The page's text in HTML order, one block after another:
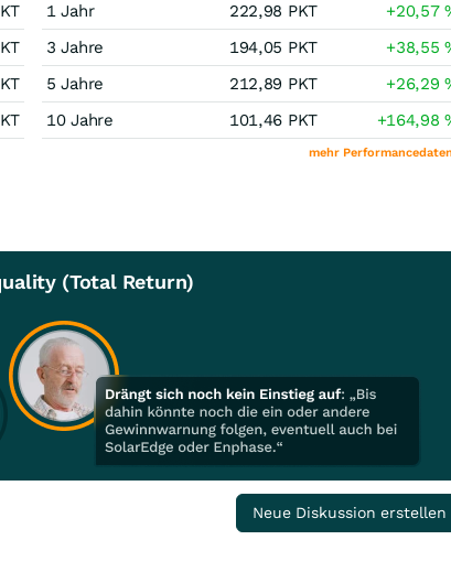
1 Jahr
222,98 PKT +20,57
3 Jahre
194,05 PKT +38,55
5 Jahre
212,89 PKT +26,29
10 Jahre
101,46 PKT +164,98
mehr
(Total Return)
Neue Diskussion erstellen